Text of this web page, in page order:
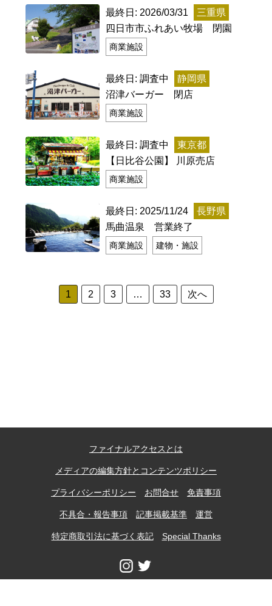
残り約1ヶ月以内 残り半年以内
記事ランキング ※24時間以内
日本銀行 鳥居坂分館
大宜村立塩屋小学校 閉校
平群町総合スポーツセンター ウォーターパー
明智駅 鉄道駅としての廃駅か
上郷温水路 東急8500系
最終日: 2026/03/31
三重県
四日市市ふれあい牧場 閉園
商業施設
最終日: 調査中
静岡県
沼津バーガー 閉店
商業施設
最終日: 調査中
東京都
【日比谷公園】 川原売店
商業施設
最終日: 2025/11/24
長野県
馬曲温泉 営業終了
商業施設 建物・施設
1 2 3 … 33 次へ
ファイナルアクセスとは
メディアの編集方針とコンテンツポリシー
プライバシーポリシー お問合せ 免責事項
不具合・報告事項 記事掲載基準 運営
特定商取引法に基づく表記 Special Thanks